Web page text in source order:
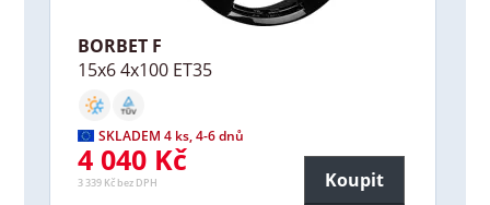
BORBET F
15x6 4x100 ET35
SKLADEM 4 ks, 4-6 dnů
4 040 Kč
3 339 Kč bez DPH Koupit